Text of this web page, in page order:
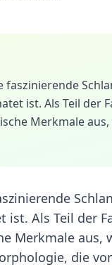
ist. Als Teil der
Merkmale
Als Teil der
Merkmale aus,
die